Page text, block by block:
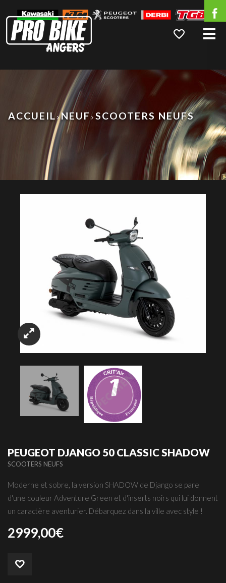
ACCUEIL NEUF SCOOTERS NEUFS
PEUGEOT DJANGO 50 CLASSIC SHADOW
SCOOTERS NEUFS
Moderne et sobre, la version SHADOW de Django se pare
d'une couleur Adventure Green et d'inserts noirs qui lui donnent
un caractère aventurier. Débarquez dans la ville avec style !
2999,00€